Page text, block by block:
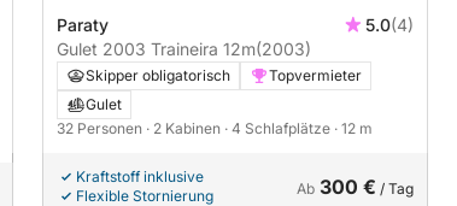
Paraty 5.0(4)
Gulet 2003 Traineira 12m(2003)
Skipper obligatorisch
Topvermieter
Gulet
32 Personen · 2 Kabinen · 4 Schlafplätze · 12 m
Kraftstoff inklusive
Flexible Stornierung
Ab 300 € / Tag